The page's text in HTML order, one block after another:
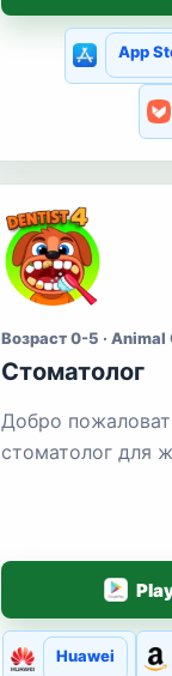
App
Возраст 0-5 · Animal
Стоматолог
Добро
стоматолог для
Huawei